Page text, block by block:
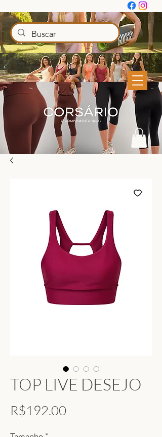
TOP LIVE DESEJO
R$192.00